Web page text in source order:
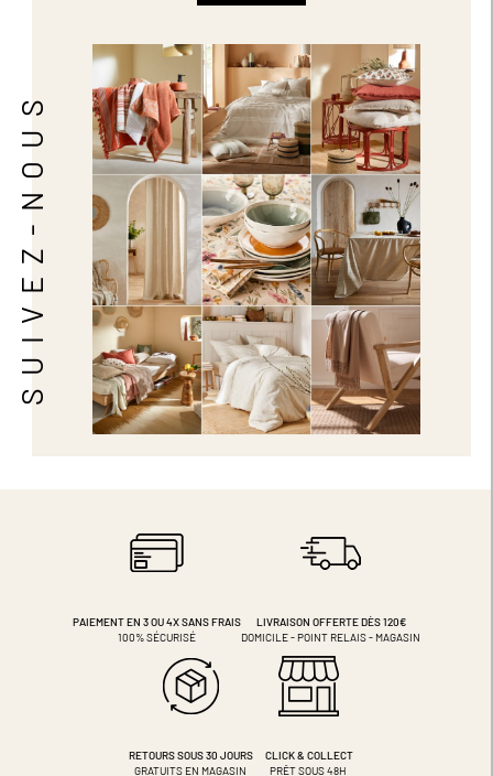
SUIVEZ-NOUS
PAIEMENT EN 3 OU 4XSANS FRAIS
100% SÉCURISÉ
LIVRAISON OFFERTE DÈS 120€
DOMICILE - POINT RELAIS - MAGASIN
RETOURS SOUS 30 JOURS
GRATUITS EN MAGASIN
CLICK & COLLECT
PRÊT SOUS 48H